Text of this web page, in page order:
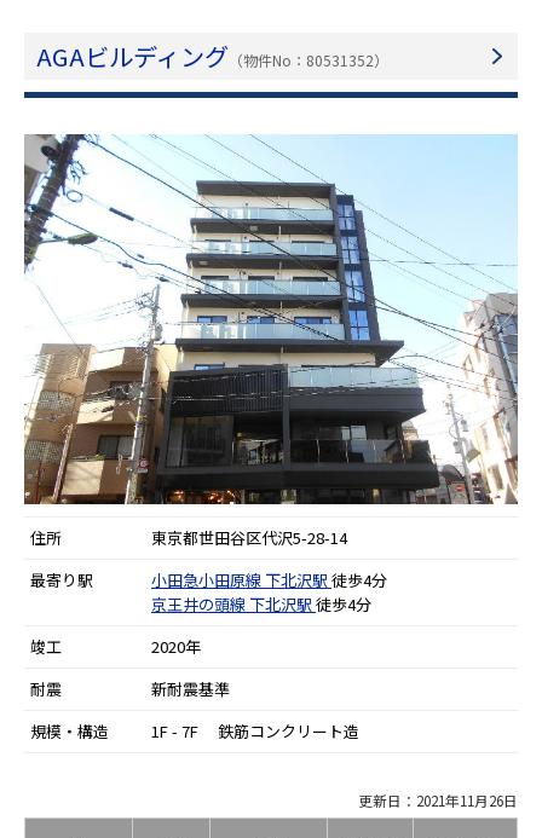
AGAビルディング （物件No：80531352）
住所
東京都世田谷区代沢5-28-14
最寄り駅
小田急小田原線 下北沢駅 徒歩4分
京王井の頭線 下北沢駅 徒歩4分
竣工
2020年
耐震
新耐震基準
規模・構造
1F - 7F 鉄筋コンクリート造
更新日：2021年11月26日